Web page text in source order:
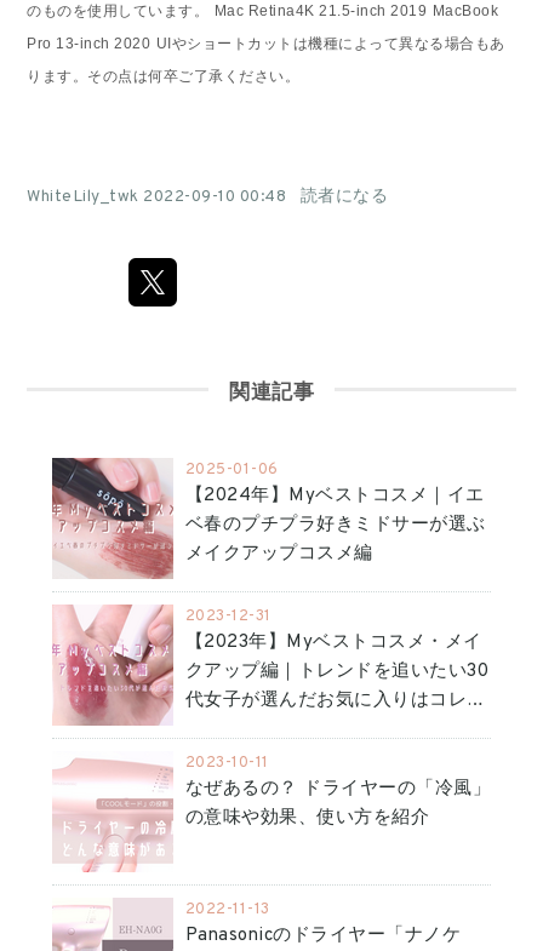
のものを使用しています。
Mac Retina4K 21.5-inch 2019 MacBook
Pro 13-inch 2020 UIやショートカットは機種によって異なる場合もあ
ります。その点は何卒ご了承ください。
WhiteLily_twk 2022-09-10 00:48 読者になる
関連記事
2025-01-06
【2024年】Myベストコスメ｜イエ
ベ春のプチプラ好きミドサーが選ぶ
メイクアップコスメ編
2023-12-31
【2023年】Myベストコスメ・メイ
クアップ編｜トレンドを追いたい30
代女子が選んだお気に入りはコレ…
2023-10-11
なぜあるの？ ドライヤーの「冷風」
の意味や効果、使い方を紹介
2022-11-13
Panasonicのドライヤー「ナノケ